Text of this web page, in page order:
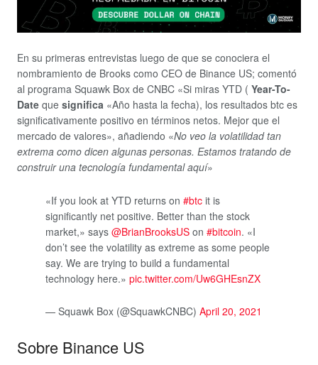
En su primeras entrevistas luego de que se conociera el
nombramiento de Brooks como CEO de Binance US; comentó
al programa Squawk Box de CNBC «Si miras YTD ( Year-To-
Date que significa «Año hasta la fecha), los resultados btc es
significativamente positivo en términos netos. Mejor que el
mercado de valores», añadiendo «No veo la volatilidad tan
extrema como dicen algunas personas. Estamos tratando de
construir una tecnología fundamental aquí»
«If you look at YTD returns on #btc it is
significantly net positive. Better than the stock
market,» says @BrianBrooksUS on #bitcoin. «I
don’t see the volatility as extreme as some people
say. We are trying to build a fundamental
technology here.» pic.twitter.com/Uw6GHEsnZX
— Squawk Box (@SquawkCNBC) April 20, 2021
Sobre Binance US